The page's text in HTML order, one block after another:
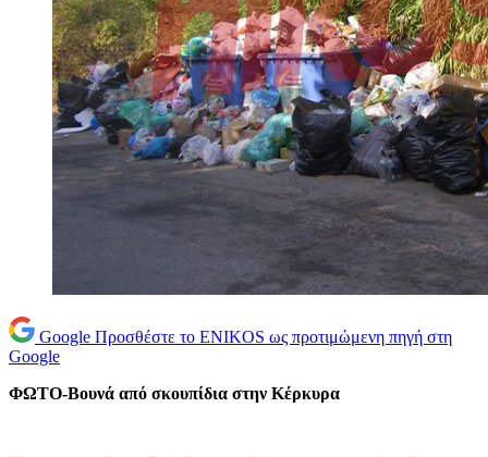
Google Προσθέστε το ENIKOS ως προτιμώμενη πηγή στη
Google
ΦΩΤΟ-Βουνά από σκουπίδια στην Κέρκυρα